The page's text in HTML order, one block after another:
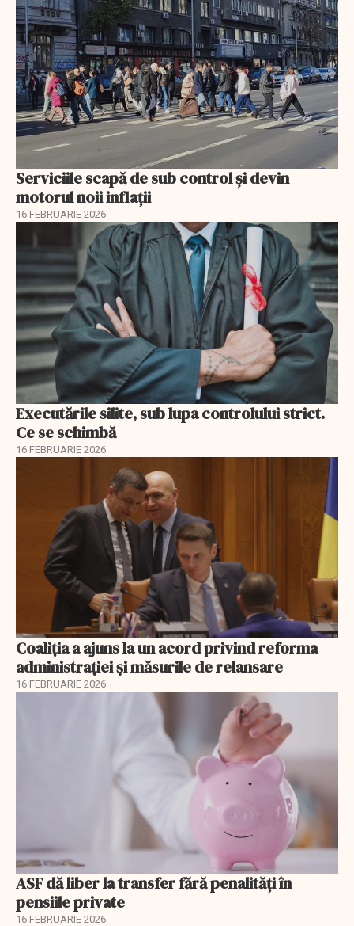
Serviciile scapă de sub control și devin
motorul noii inflații
16 FEBRUARIE 2026
Executările silite, sub lupa controlului strict.
Ce se schimbă
16 FEBRUARIE 2026
Coaliția a ajuns la un acord privind reforma
administrației și măsurile de relansare
16 FEBRUARIE 2026
ASF dă liber la transfer fără penalități în
pensiile private
16 FEBRUARIE 2026